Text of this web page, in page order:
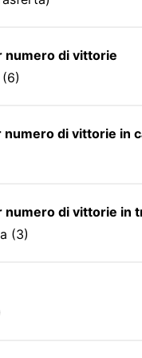
numero di vittorie
di vittorie in
numero di vittorie in
(3)